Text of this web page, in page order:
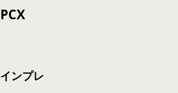
PCX
インプレ